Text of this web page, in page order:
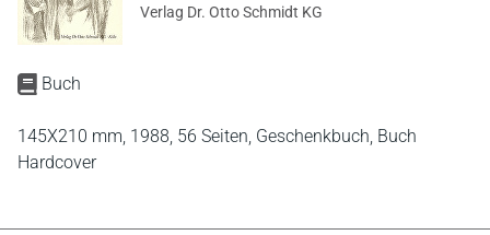
Buch
145X210 mm, 1988, 56 Seiten, Geschenkbuch, Buch
Hardcover
Verlag Dr. Otto Schmidt KG